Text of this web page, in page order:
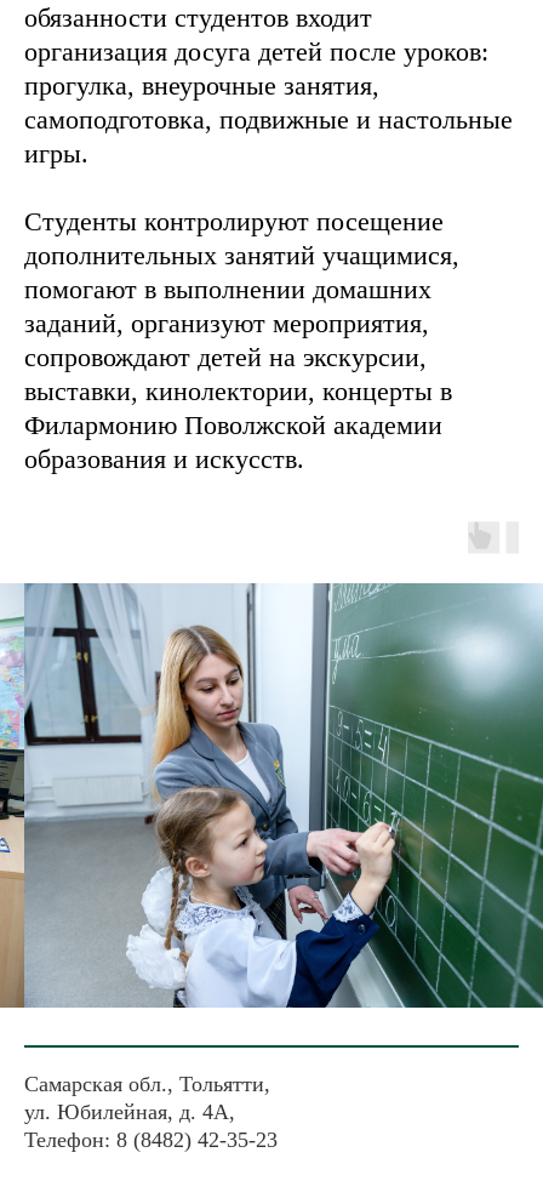
обязанности студентов входит
организация досуга детей после уроков:
прогулка, внеурочные занятия,
самоподготовка, подвижные и настольные
игры.
Студенты контролируют посещение
дополнительных занятий учащимися,
помогают в выполнении домашних
заданий, организуют мероприятия,
сопровождают детей на экскурсии,
выставки, кинолектории, концерты в
Филармонию Поволжской академии
образования и искусств.
Самарская обл., Тольятти,
ул. Юбилейная, д. 4А,
Телефон: 8 (8482) 42-35-23